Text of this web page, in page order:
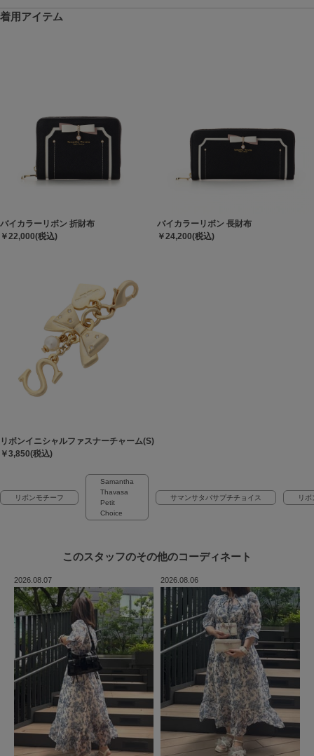
着用アイテム
バイカラーリボン 折財布
￥22,000(税込)
バイカラーリボン 長財布
￥24,200(税込)
リボンイニシャルファスナーチャーム(S)
￥3,850(税込)
リボンモチーフ
Samantha
Thavasa
Petit
Choice
サマンサタバサプチチョイス リ
このスタッフのその他のコーディネート
2026.08.07 2026.08.06